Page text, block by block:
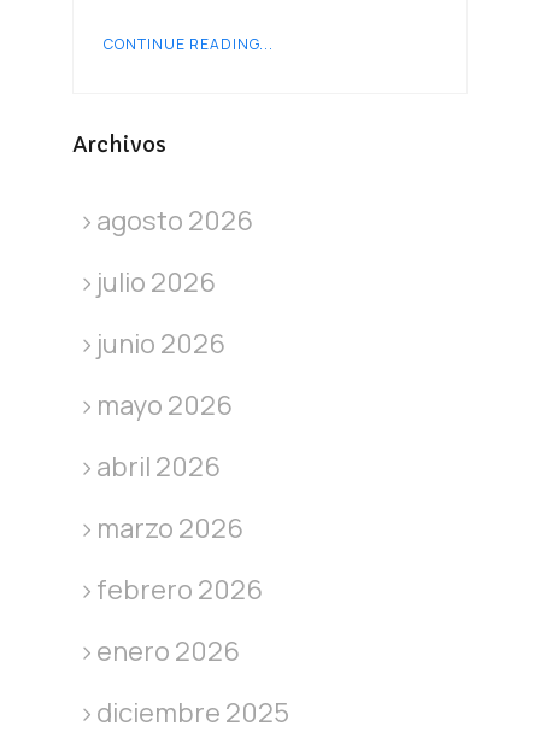
CONTINUE READING...
Archivos
agosto 2026
julio 2026
junio 2026
mayo 2026
abril 2026
marzo 2026
febrero 2026
enero 2026
diciembre 2025